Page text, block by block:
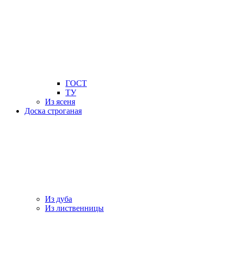
ГОСТ
ТУ
Из ясеня
Доска строганая
Из дуба
Из лиственницы